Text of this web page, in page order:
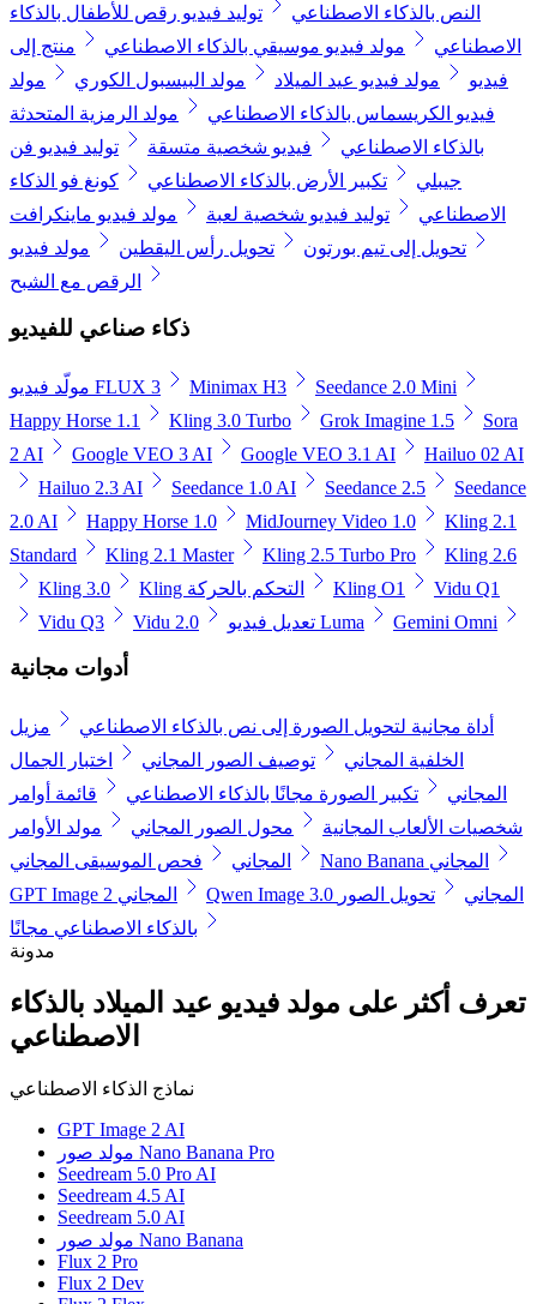
النص بالذكاء الاصطناعي
توليد فيديو رقص للأطفال بالذكاء
الاصطناعي
مولد فيديو موسيقي بالذكاء الاصطناعي
منتج إلى
فيديو
مولد فيديو عيد الميلاد مولد البيسبول الكوري
مولد
فيديو الكريسماس بالذكاء الاصطناعي
مولد الرمزية المتحدثة
بالذكاء الاصطناعي
فيديو شخصية متسقة
توليد فيديو فن
جيبلي
تكبير الأرض بالذكاء الاصطناعي
كونغ فو الذكاء
الاصطناعي
توليد فيديو شخصية لعبة
مولد فيديو ماينكرافت
تحويل إلى تيم بورتون
تحويل رأس اليقطين
مولد فيديو
الرقص مع الشبح
ذكاء صناعي للفيديو
مولّد فيديو FLUX 3 Minimax H3
Seedance 2.0 Mini
Happy Horse 1.1
Kling 3.0 Turbo Grok Imagine 1.5
Sora
2 AI
Google VEO 3 AI Google VEO 3.1 AI
Hailuo 02 AI
Hailuo 2.3 AI
Seedance 1.0 AI Seedance 2.5
Seedance
2.0 AI
Happy Horse 1.0 MidJourney Video 1.0
Kling 2.1
Standard
Kling 2.1 Master Kling 2.5 Turbo Pro
Kling 2.6
Kling 3.0
Kling التحكم بالحركة Kling O1
Vidu Q1
Vidu Q3
Vidu 2.0 تعديل فيديو Luma Gemini Omni
أدوات مجانية
أداة مجانية لتحويل الصورة إلى نص بالذكاء الاصطناعي
مزيل
الخلفية المجاني
توصيف الصور المجاني
اختبار الجمال
المجاني
تكبير الصورة مجانًا بالذكاء الاصطناعي
قائمة أوامر
شخصيات الألعاب المجانية
محول الصور المجاني
مولد الأوامر
المجاني
فحص الموسيقى المجاني
Nano Banana المجاني
GPT Image 2 المجاني
Qwen Image 3.0 المجاني
تحويل الصور
بالذكاء الاصطناعي مجانًا
مدونة
تعرف أكثر على مولد فيديو عيد الميلاد بالذكاء
الاصطناعي
نماذج الذكاء الاصطناعي
GPT Image 2 AI
مولد صور Nano Banana Pro
Seedream 5.0 Pro AI
Seedream 4.5 AI
Seedream 5.0 AI
مولد صور Nano Banana
Flux 2 Pro
Flux 2 Dev